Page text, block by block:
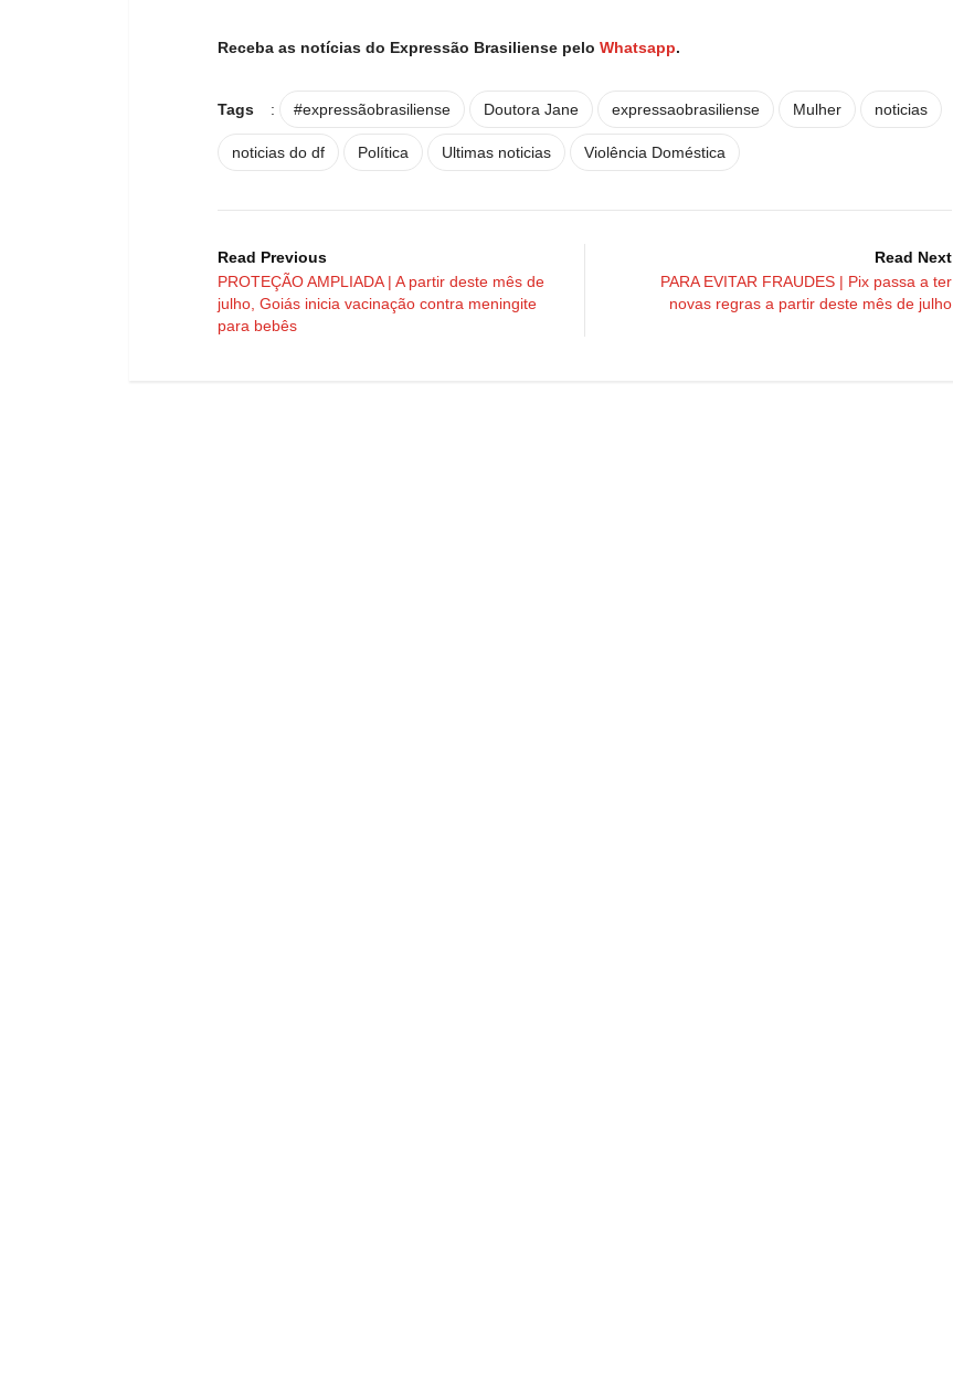
Receba as notícias do Expressão Brasiliense pelo Whatsapp.
Tags : #expressãobrasiliense Doutora Jane expressaobrasiliense Mulher noticias
noticias do df Política Ultimas noticias Violência Doméstica
Read Previous
PROTEÇÃO AMPLIADA | A partir deste mês de
julho, Goiás inicia vacinação contra meningite
para bebês
Read Next
PARA EVITAR FRAUDES | Pix passa a ter
novas regras a partir deste mês de julho